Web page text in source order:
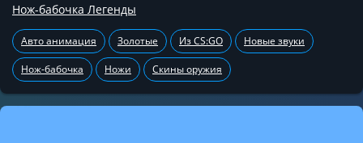
Нож-бабочка Легенды
Авто анимация Золотые Из CS:GO Новые звуки
Нож-бабочка Ножи Скины оружия